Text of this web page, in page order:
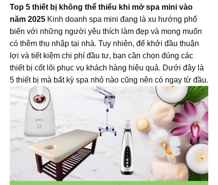
Top 5 thiết bị không thể thiếu khi mở spa mini vào
năm 2025 Kinh doanh spa mini đang là xu hướng phổ
biến với những người yêu thích làm đẹp và mong muốn
có thêm thu nhập tại nhà. Tuy nhiên, để khởi đầu thuận
lợi và tiết kiệm chi phí đầu tư, bạn cần chọn đúng các
thiết bị cốt lõi phục vụ khách hàng hiệu quả. Dưới đây là
5 thiết bị mà bất kỳ spa nhỏ nào cũng nên có ngay từ đầu.